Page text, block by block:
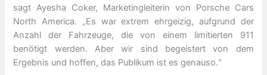
sagt Ayesha Coker, Marketingleiterin von Porsche Cars
North America. „Es war extrem ehrgeizig, aufgrund der
Anzahl der Fahrzeuge, die von einem limitierten 911
benötigt werden. Aber wir sind begeistert von dem
Ergebnis und hoffen, das Publikum ist es genauso.“